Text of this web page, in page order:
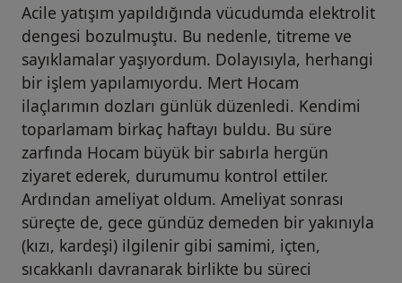
Acile yatışım yapıldığında vücudumda elektrolit
dengesi bozulmuştu. Bu nedenle, titreme ve
sayıklamalar yaşıyordum. Dolayısıyla, herhangi
bir işlem yapılamıyordu. Mert Hocam
ilaçlarımın dozları günlük düzenledi. Kendimi
toparlamam birkaç haftayı buldu. Bu süre
zarfında Hocam büyük bir sabırla hergün
ziyaret ederek, durumumu kontrol ettiler.
Ardından ameliyat oldum. Ameliyat sonrası
süreçte de, gece gündüz demeden bir yakınıyla
(kızı, kardeşi) ilgilenir gibi samimi, içten,
sıcakkanlı davranarak birlikte bu süreci